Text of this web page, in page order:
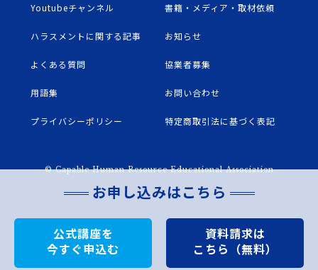
お申し込みはこちら
公式講座を
今すぐ申込む
資料請求は
こちら（無料）
Youtubeチャンネル 書籍・メディア・取材依頼
ハラスメントに関する記事 お知らせ
よくある質問 協業者募集
用語集 お問い合わせ
プライバシーポリシー 特定商取引法に基づく表記
© Capable Human Resource Educational Association